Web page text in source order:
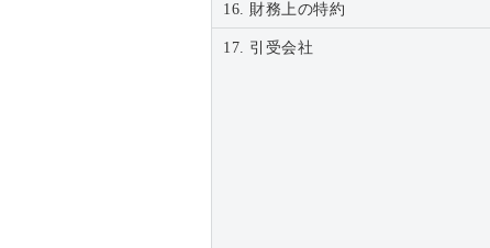
16. 財務上の特約
17. 引受会社